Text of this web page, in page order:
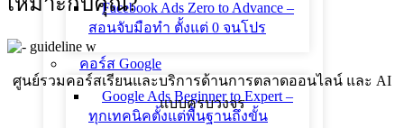
Facebook Ads Zero to Advance –
สอนจับมือทำ ตั้งแต่ 0 จนโปร
คอร์ส Google
Google Ads Beginner to Expert –
ทุกเทคนิคตั้งแต่พื้นฐานถึงขั้น
ศูนย์รวมคอร์สเรียนและบริการด้านการตลาดออนไลน์ และ AI
แบบครบวงจร